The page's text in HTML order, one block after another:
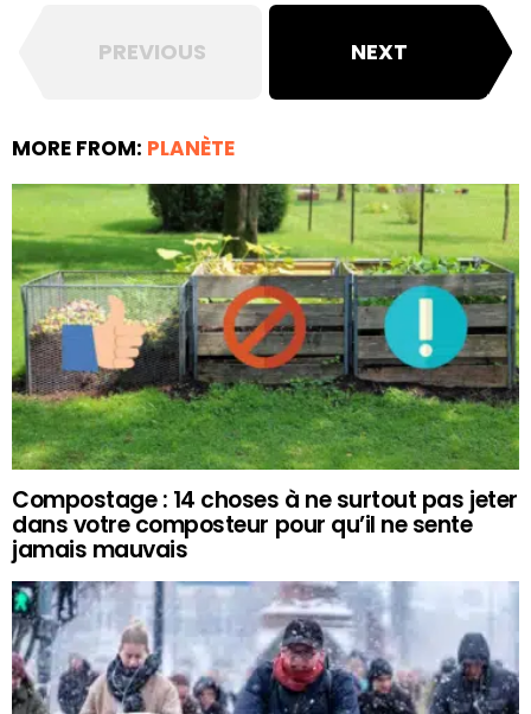
PREVIOUS NEXT
MORE FROM: PLANÈTE
Compostage : 14 choses à ne surtout pas jeter
dans votre composteur pour qu’il ne sente
jamais mauvais